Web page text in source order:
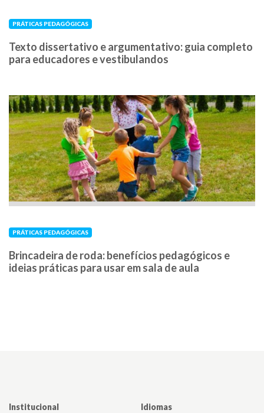
PRÁTICAS PEDAGÓGICAS
Texto dissertativo e argumentativo: guia completo
para educadores e vestibulandos
PRÁTICAS PEDAGÓGICAS
Brincadeira de roda: benefícios pedagógicos e
ideias práticas para usar em sala de aula
Institucional Idiomas